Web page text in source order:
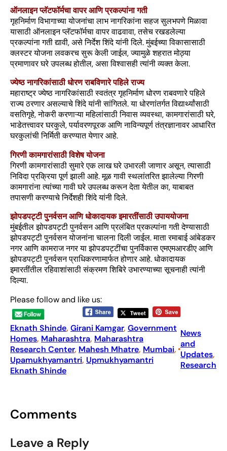
ऑनलाइन प्लॅटफॉर्मचा वापर आणि प्रकल्पांना गती
गृहनिर्माण विभागाच्या योजनांचा लाभ नागरिकांना सहज सुलभपणे मिळावा
यासाठी ऑनलाइन प्लॅटफॉर्मचा वापर वाढवावा, तसेच रखडलेल्या
प्रकल्पांना गती द्यावी, असे निर्देश शिंदे यांनी दिले. मुंबईच्या विकासासाठी
क्लस्टर योजना लवकरच सुरू केली जाईल, ज्यामुळे शहरात मोठ्या
प्रमाणावर घरे उपलब्ध होतील, असा विश्वासही त्यांनी व्यक्त केला.
ज्येष्ठ नागरिकांसाठी धोरण राबविणारे पहिले राज्य
महाराष्ट्र ज्येष्ठ नागरिकांसाठी स्वतंत्र गृहनिर्माण धोरण राबवणारे पहिले
राज्य ठरणार असल्याचे शिंदे यांनी सांगितले. या धोरणांतर्गत विद्यार्थ्यांसाठी
वसतिगृहे, नोकरी करणाऱ्या महिलांसाठी निवास व्यवस्था, कामगारांसाठी घरे,
भाडेतत्त्वावर घरकुले, पर्यावरणपूरक आणि नाविन्यपूर्ण तंत्रज्ञानावर आधारित
घरकुलांची निर्मिती करण्यात येणार आहे.
गिरणी कामगारांसाठी विशेष योजना
गिरणी कामगारांसाठी सुमारे एक लाख घरे उभारली जाणार असून, त्यासाठी
निविदा प्रक्रिया पूर्ण झाली आहे. मूळ गावी स्थलांतरित झालेल्या गिरणी
कामगारांना त्यांच्या गावी घरे उपलब्ध करून देता येतील का, याबाबत
तपासणी करण्याचे निर्देशही शिंदे यांनी दिले.
झोपडपट्टी पुनर्वसन आणि धोकादायक इमारतींसाठी उपाययोजना
मुंबईतील झोपडपट्टी पुनर्वसन आणि प्रलंबित प्रकल्पांना गती देण्यासाठी
झोपडपट्टी पुनर्वसन योजनांना चालना दिली जाईल. माता रमाबाई आंबेडकर
नगर आणि कामराज नगर या झोपडपट्टींचा पुनर्विकास एमएमआरडीए आणि
झोपडपट्टी पुनर्वसन प्राधिकरणामार्फत होणार आहे. धोकादायक
इमारतींतील रहिवाशांसाठी संक्रमण शिबिरे उभारण्याच्या सूचनाही त्यांनी
दिल्या.
Please follow and like us:
Eknath Shinde, Girani Kamgar, Government
Homes, Maharashtra, Maharashtra
Research Center, Mahesh Mhatre, Mumbai
Upamukhyamantri, Upmukhyamantri
Eknath Shinde
•
News
and
Updates
Research
Comments
Leave a Reply